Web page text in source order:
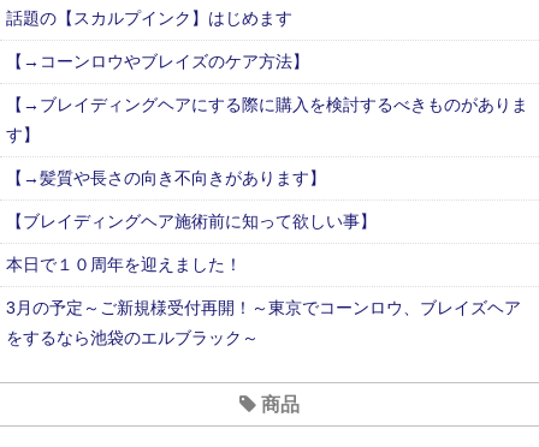
話題の【スカルプインク】はじめます
【→コーンロウやブレイズのケア方法】
【→ブレイディングヘアにする際に購入を検討するべきものがありま
す】
【→髪質や長さの向き不向きがあります】
【ブレイディングヘア施術前に知って欲しい事】
本日で１０周年を迎えました！
3月の予定～ご新規様受付再開！～東京でコーンロウ、ブレイズヘア
をするなら池袋のエルブラック～
2020年7月のお休み
６月のおやすみ
商品